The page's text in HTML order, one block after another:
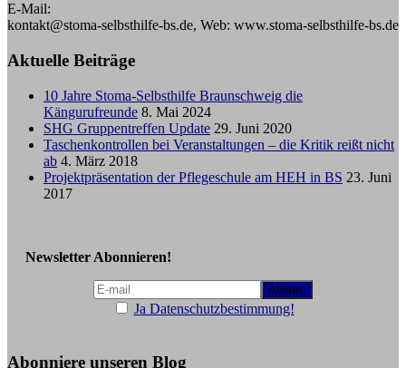
E-Mail:
kontakt@stoma-selbsthilfe-bs.de, Web: www.stoma-selbsthilfe-bs.de
Aktuelle Beiträge
10 Jahre Stoma-Selbsthilfe Braunschweig die
Kängurufreunde 8. Mai 2024
SHG Gruppentreffen Update 29. Juni 2020
Taschenkontrollen bei Veranstaltungen – die Kritik reißt nicht
ab 4. März 2018
Projektpräsentation der Pflegeschule am HEH in BS 23. Juni
2017
Newsletter Abonnieren!
Ja Datenschutzbestimmung!
Abonniere unseren Blog